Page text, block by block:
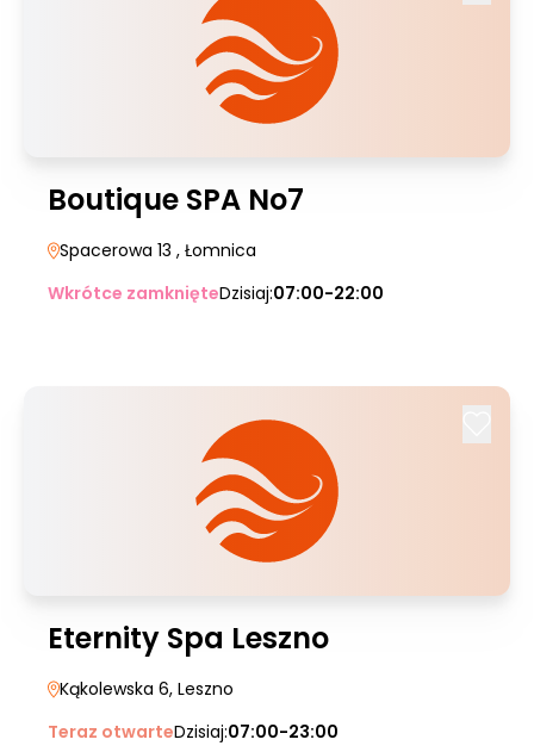
Boutique SPA No7
Spacerowa 13 , Łomnica
Wkrótce zamknięteDzisiaj:07:00-22:00
Eternity Spa Leszno
Kąkolewska 6, Leszno
Teraz otwarteDzisiaj:07:00-23:00